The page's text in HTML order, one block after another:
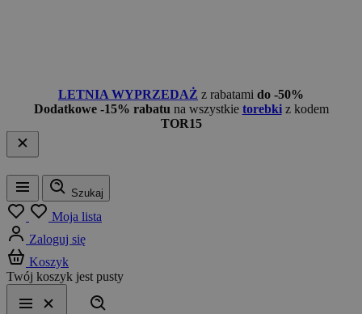
LETNIA WYPRZEDAŻ z rabatami do -50%
Dodatkowe -15% rabatu na wszystkie torebkiz kodem
TOR15
Menu
Szukaj
Moja lista
Zaloguj się
Koszyk
Twój koszyk jest pusty